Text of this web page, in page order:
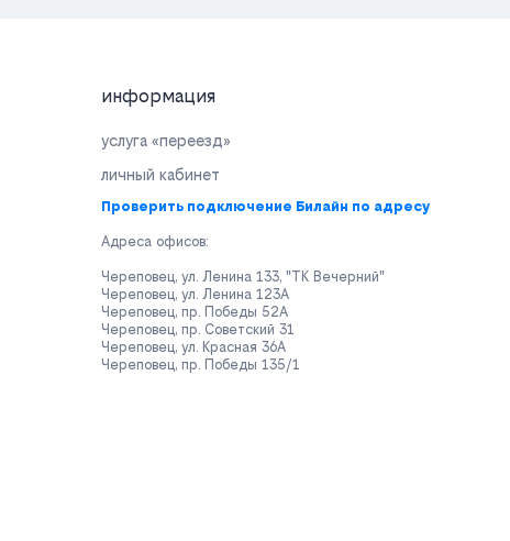
информация
услуга «переезд»
личный кабинет
Проверить подключение Билайн по адресу
Адреса офисов:
Череповец, ул. Ленина 133, "ТК Вечерний"
Череповец, ул. Ленина 123А
Череповец, пр. Победы 52А
Череповец, пр. Советский 31
Череповец, ул. Красная 36А
Череповец, пр. Победы 135/1